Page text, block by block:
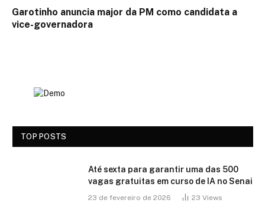
Garotinho anuncia major da PM como candidata a
vice-governadora
TOP POSTS
Até sexta para garantir uma das 500
vagas gratuitas em curso de IA no Senai
23 de fevereiro de 2026 23 Views